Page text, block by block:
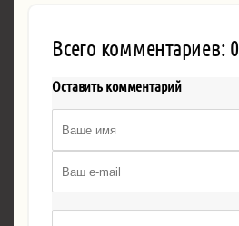
Всего комментариев: 0
Оставить комментарий